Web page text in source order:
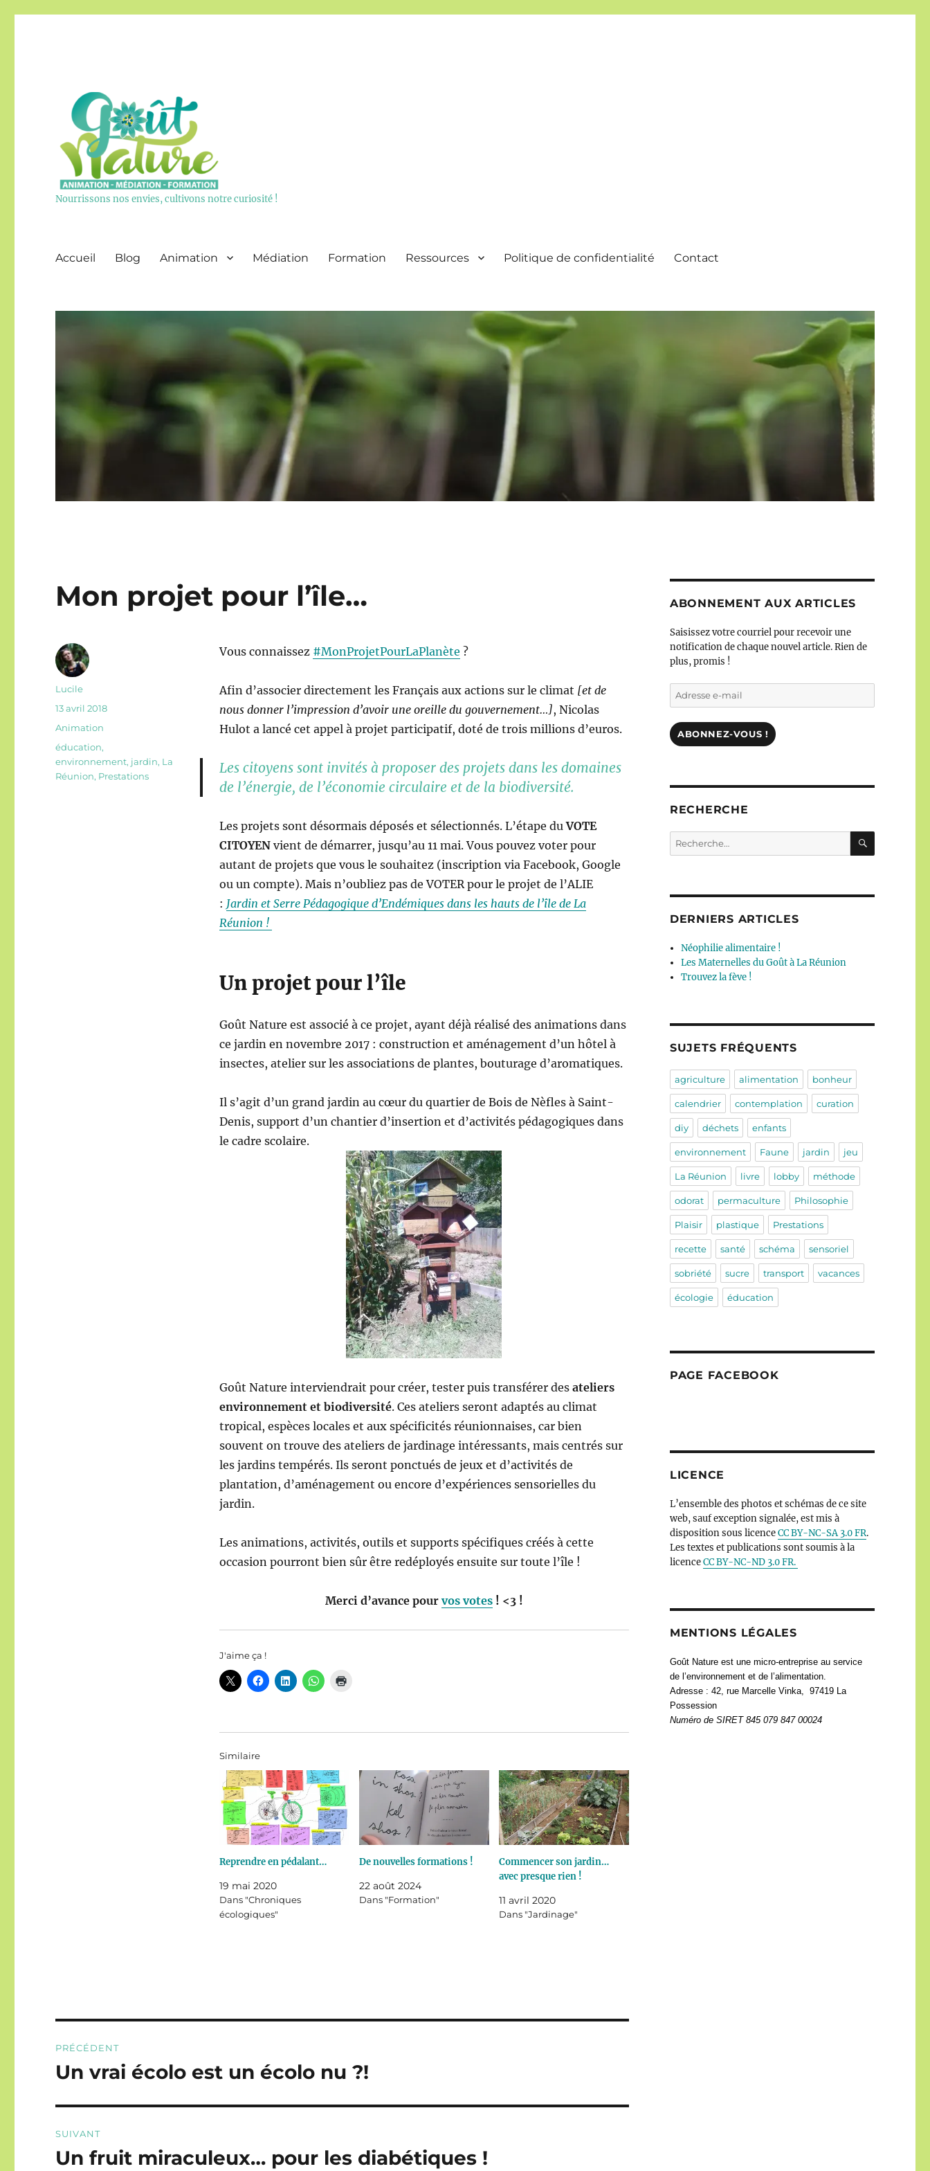
Nourrissons nos envies, cultivons notre curiosité !
Accueil Blog Animation Médiation Formation Ressources Politique de confidentialité Contact
Mon projet pour l’île…
Vous connaissez #MonProjetPourLaPlanète ?
Afin d’associer directement les Français aux actions sur le climat [et de
nous donner l’impression d’avoir une oreille du gouvernement…], Nicolas
Hulot a lancé cet appel à projet participatif, doté de trois millions d’euros.
Les citoyens sont invités à proposer des projets dans les domaines
de l’énergie, de l’économie circulaire et de la biodiversité.
Les projets sont désormais déposés et sélectionnés. L’étape duVOTE
CITOYENvient de démarrer, jusqu’au 11 mai. Vous pouvez voter pour
autant de projets que vous le souhaitez (inscription via Facebook, Google
ou un compte). Mais n’oubliez pas de VOTER pour le projet de l’ALIE
: Jardin et Serre Pédagogique d’Endémiques dans les hauts de l’île de La
Réunion !
Un projet pour l’île
Goût Nature est associé à ce projet, ayant déjà réalisé des animations dans
ce jardin en novembre 2017 : construction et aménagement d’un hôtel à
insectes, atelier sur les associations de plantes, bouturage d’aromatiques.
Il s’agit d’un grand jardin au cœur du quartier de Bois de Nèfles à Saint-
Denis, support d’un chantier d’insertion et d’activités pédagogiques dans
le cadre scolaire.
Goût Nature interviendrait pour créer, tester puis transférer des ateliers
environnement et biodiversité. Ces ateliers seront adaptés au climat
tropical, espèces locales et aux spécificités réunionnaises, car bien
souvent on trouve des ateliers de jardinage intéressants, mais centrés sur
les jardins tempérés. Ils seront ponctués de jeux et d’activités de
plantation, d’aménagement ou encore d’expériences sensorielles du
jardin.
Les animations, activités, outils et supports spécifiques créés à cette
occasion pourront bien sûr être redéployés ensuite sur toute l’île !
Merci d’avance pourvos votes! <3 !
J'aime ça !
Similaire
Reprendre en pédalant…
19 mai 2020
Dans "Chroniques
écologiques"
De nouvelles formations !
22 août 2024
Dans "Formation"
Commencer son jardin…
avec presque rien !
11 avril 2020
Dans "Jardinage"
Auteur
Lucile
Publié
13 avril 2018
Catégories
Animation
Étiquettes
éducation,
environnement, jardin, La
Réunion, Prestations
de
PRÉCÉDENT
Publication
Un vrai écolo est un écolo nu ?!
SUIVANT
Publication
Un fruit miraculeux… pour les diabétiques !
ABONNEMENT AUX ARTICLES
Saisissez votre courriel pour recevoir une
notification de chaque nouvel article. Rien de
plus, promis !
Adresse
e-
ABONNEZ-VOUS !
RECHERCHE
Recherche
pour :
DERNIERS ARTICLES
Néophilie alimentaire !
Les Maternelles du Goût à La Réunion
Trouvez la fève !
SUJETS FRÉQUENTS
agriculture alimentation bonheur
calendrier contemplation curation
diy déchets enfants
environnement Faune jardin jeu
La Réunion livre lobby méthode
odorat permaculture Philosophie
Plaisir plastique Prestations
recette santé schéma sensoriel
sobriété sucre transport vacances
écologie éducation
PAGE FACEBOOK
LICENCE
L’ensemble des photos et schémas de ce site
web, sauf exception signalée, est mis à
disposition sous licenceCC BY-NC-SA 3.0 FR.
Les textes et publications sont soumis à la
licenceCC BY-NC-ND 3.0 FR.
MENTIONS LÉGALES
Goût Nature est une micro-entreprise au service
de l’environnement et de l’alimentation.
Adresse : 42, rue Marcelle Vinka, 97419 La
Possession
Numéro de SIRET 845 079 847 00024